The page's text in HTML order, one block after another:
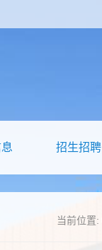
招生招聘
当前位置: